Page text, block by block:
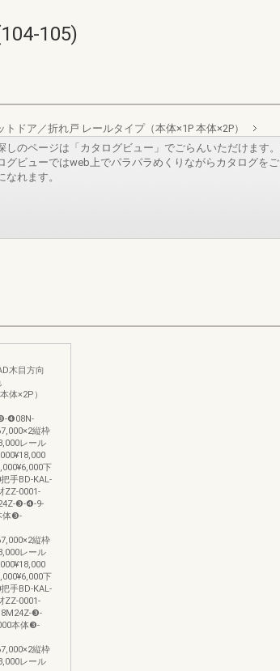
105)
トドア／折れ戸 レールタイプ（本体×1P 本体×2P）
しのページは「カタログビュー」でごらんいただけます
グビューではweb上でパラパラめくりながらカタログをご
なれます。
木目方向
体×2P）
❸-❹08N-
縦枠
レール
下
手BD-KAL-
ZZ-0001-
❸-❹-9-
体❸-
縦枠
レール
下
手BD-KAL-
ZZ-0001-
❸-
本体❸-
縦枠
レール